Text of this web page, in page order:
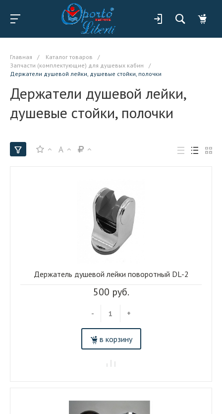
Главная / Каталог товаров
/
Запчасти (комплектующие) для душевых кабин
/
Держатели душевой лейки, душевые стойки, полочки
Держатели душевой лейки,
душевые стойки, полочки
A
500 руб.
- +
в корзину
Держатель душевой лейки поворотный DL-2